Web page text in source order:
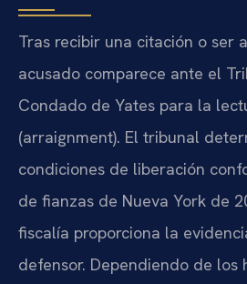
Tras recibir una citación o ser
acusado comparece ante el
Condado de Yates para la
(arraignment). El tribunal
condiciones de liberación
de fianzas de Nueva York de
fiscalía proporciona la
defensor. Dependiendo de los